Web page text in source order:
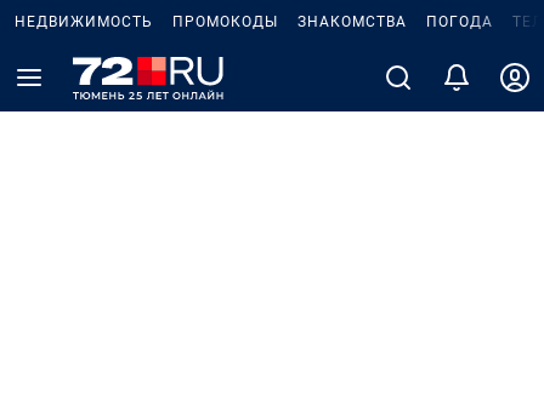
НЕДВИЖИМОСТЬ ПРОМОКОДЫ ЗНАКОМСТВА ПОГОДА